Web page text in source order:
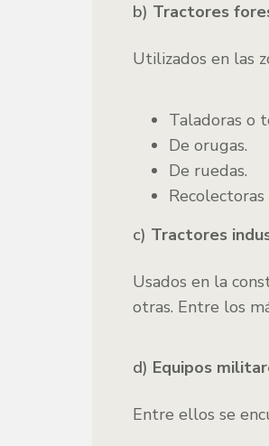
b) Tractores
Utilizados en las
Taladoras o
De orugas.
De ruedas.
c) Tractores
Usados en la
otras. Entre los
d) Equipos
Entre ellos se